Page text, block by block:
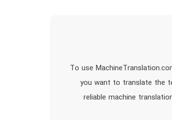
To use
you want to translate the
reliable machine